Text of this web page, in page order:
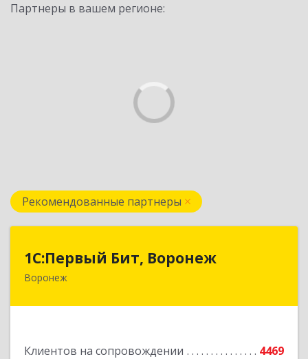
Партнеры в вашем регионе:
Рекомендованные партнеры
1С:Первый Бит, Воронеж
Воронеж
Клиентов на сопровождении
4469
1С:Первый Бит, Воронеж
394006, Воронежская обл, Воронеж г, 20-летия